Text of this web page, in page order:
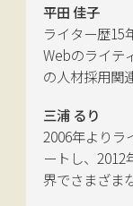
共交通部会」
討会」、SIP
とサービスの
会などの委員
どの執筆を中
活動。四国に
う生かすかが
平田 佳子
ライター歴15
Webのライテ
の人材採用関
仕事をしてい
れあり。
三浦 るり
2006年よりラ
ートし、2012
界でさまざま